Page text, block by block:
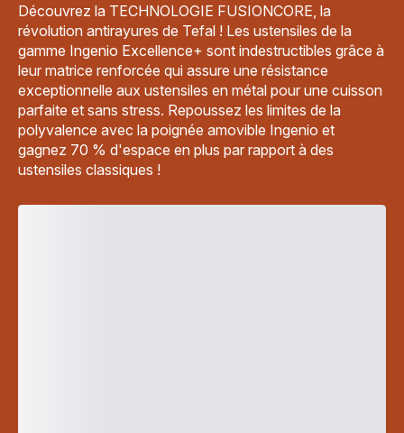
Découvrez la TECHNOLOGIE FUSIONCORE, la
révolution antirayures de Tefal ! Les ustensiles de la
gamme Ingenio Excellence+ sont indestructibles grâce à
leur matrice renforcée qui assure une résistance
exceptionnelle aux ustensiles en métal pour une cuisson
parfaite et sans stress. Repoussez les limites de la
polyvalence avec la poignée amovible Ingenio et
gagnez 70 % d'espace en plus par rapport à des
ustensiles classiques !